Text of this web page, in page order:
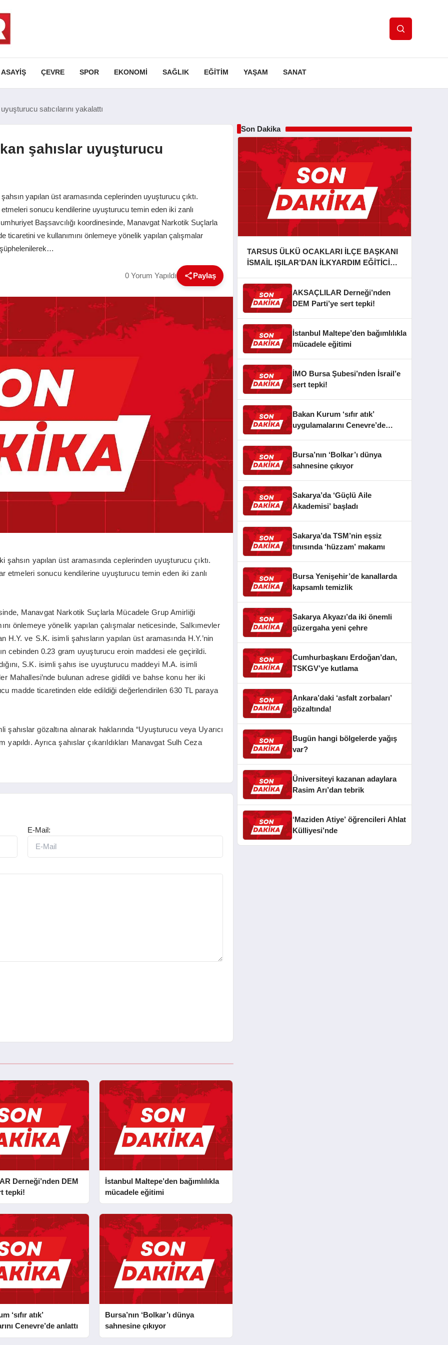
ASAYIŞ ÇEVRE SPOR EKONOMI SAĞLIK EĞITIM YAŞAM SANAT
satıcılarını yakalattı
şahıslar uyuşturucu
yapılan üst aramasında ceplerinden uyuşturucu çıktı.
sonucu kendilerine uyuşturucu temin eden iki zanlı
Başsavcılığı koordinesinde, Manavgat Narkotik Suçlarla
ve kullanımını önlemeye yönelik yapılan çalışmalar
şüphelenilerek…
0 Yorum Yapıldı Paylaş
şahsın yapılan üst aramasında ceplerinden uyuşturucu çıktı.
etmeleri sonucu kendilerine uyuşturucu temin eden iki zanlı
Manavgat Narkotik Suçlarla Mücadele Grup Amirliği
önlemeye yönelik yapılan çalışmalar neticesinde, Salkımevler
H.Y. ve S.K. isimli şahısların yapılan üst aramasında H.Y.’nin
cebinden 0.23 gram uyuşturucu eroin maddesi ele geçirildi.
S.K. isimli şahıs ise uyuşturucu maddeyi M.A. isimli
Mahallesi’nde bulunan adrese gidildi ve bahse konu her iki
madde ticaretinden elde edildiği değerlendirilen 630 TL paraya
gözaltına alınarak haklarında “Uyuşturucu veya Uyarıcı
Ayrıca şahıslar çıkarıldıkları Manavgat Sulh Ceza
E-Mail:
Derneği’nden DEM
tepki!
İstanbul Maltepe’den bağımlılıkla
mücadele eğitimi
‘sıfır atık’
Cenevre’de anlattı
Bursa’nın ‘Bolkar’ı dünya
sahnesine çıkıyor
Son Dakika
TARSUS ÜLKÜ OCAKLARI İLÇE BAŞKANI
İSMAİL IŞILAR’DAN İLKYARDIM EĞİTİCİ
AKSAÇLILAR Derneği’nden
DEM Parti’ye sert tepki!
İstanbul Maltepe’den bağımlılıkla
mücadele eğitimi
İMO Bursa Şubesi’nden İsrail’e
sert tepki!
Bakan Kurum ‘sıfır atık’
uygulamalarını Cenevre’de
Bursa’nın ‘Bolkar’ı dünya
sahnesine çıkıyor
Sakarya’da ‘Güçlü Aile
Akademisi’ başladı
Sakarya’da TSM’nin eşsiz
tınısında ‘hüzzam’ makamı
Bursa Yenişehir’de kanallarda
kapsamlı temizlik
Sakarya Akyazı’da iki önemli
güzergaha yeni çehre
Cumhurbaşkanı Erdoğan’dan,
TSKGV’ye kutlama
Ankara’daki ‘asfalt zorbaları’
gözaltında!
Bugün hangi bölgelerde yağış
var?
Üniversiteyi kazanan adaylara
Rasim Arı’dan tebrik
‘Maziden Atiye’ öğrencileri Ahlat
Külliyesi’nde